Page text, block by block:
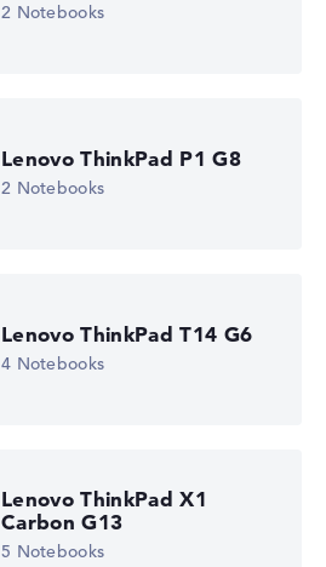
2 Notebooks
Lenovo ThinkPad P1 G8
2 Notebooks
Lenovo ThinkPad T14 G6
4 Notebooks
Lenovo ThinkPad X1
Carbon G13
5 Notebooks